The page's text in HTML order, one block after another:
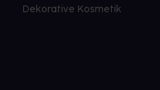
Dekorative Kosmetik